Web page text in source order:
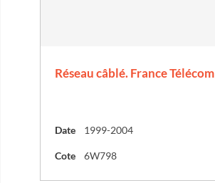
Réseau câblé. France Télécom
Date 1999-2004
Cote 6W798